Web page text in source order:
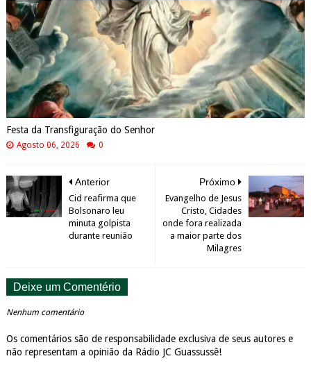
Festa da Transfiguração do Senhor
Agosto 06, 2026 0
Próximo
Evangelho de Jesus
Cristo, Cidades
onde fora realizada
a maior parte dos
Milagres
Anterior
Cid reafirma que
Bolsonaro leu
minuta golpista
durante reunião
Deixe um Comentério
Nenhum comentário
Os comentários são de responsabilidade exclusiva de seus autores e
não representam a opinião da Rádio JC Guassussê!